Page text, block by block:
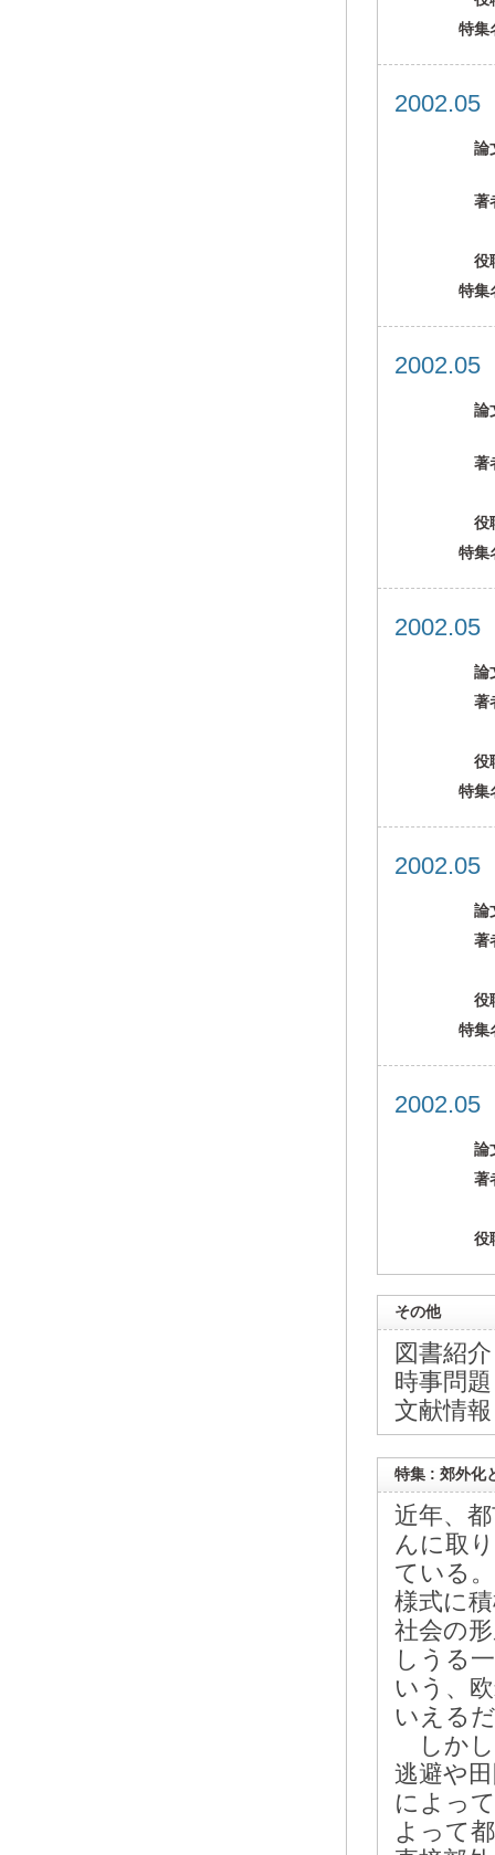
特集
論
著
役
特集
論
著
役
特集
論
著
役
特集
論
著
役
特集
論
著
役
その他
図書紹介
時事問題
文献情報
特集 : 郊外化
近年、
んに取
ている
様式に
社会の
しうる
いう、
いえる
しかし
逃避や
によっ
よって